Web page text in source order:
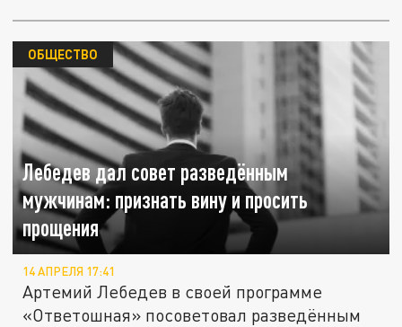
Лебедев дал совет разведённым
мужчинам: признать вину и просить
прощения
ОБЩЕСТВО
14 АПРЕЛЯ 17:41
Артемий Лебедев в своей программе
«Ответошная» посоветовал разведённым